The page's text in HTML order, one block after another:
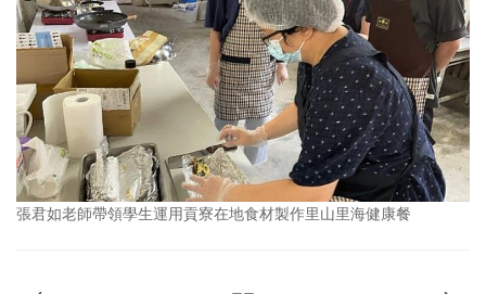
張君如老師帶領學生運用貢寮在地食材製作里山里海健康餐